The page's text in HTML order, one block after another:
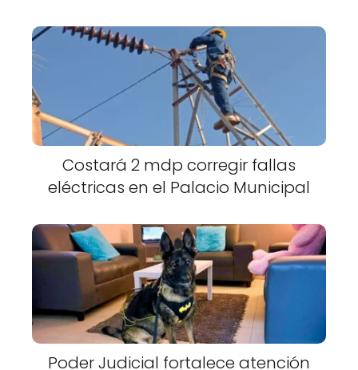
Costará 2 mdp corregir fallas
eléctricas en el Palacio Municipal
Poder Judicial fortalece atención